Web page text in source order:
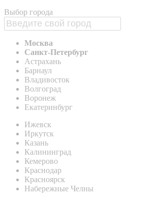
Выбор города
Москва
Санкт-Петербург
Астрахань
Барнаул
Владивосток
Волгоград
Воронеж
Екатеринбург
Ижевск
Иркутск
Казань
Калининград
Кемерово
Краснодар
Красноярск
Набережные Челны